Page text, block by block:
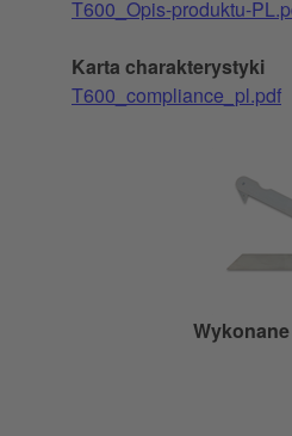
T600_Opis-produktu-
Karta charakterystyki
T600_compliance_pl.pdf